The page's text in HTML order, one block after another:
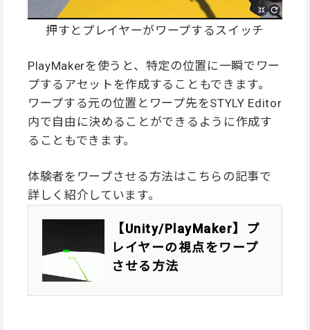
押すとプレイヤーがワープするスイッチ
PlayMakerを使うと、特定の位置に一瞬でワー
プするアセットを作成することもできます。
ワープする元の位置とワープ先をSTYLY Editor
内で自由に決めることができるように作成す
ることもできます。
体験者をワープさせる方法はこちらの記事で
詳しく紹介しています。
【Unity/PlayMaker】プ
レイヤーの視点をワープ
させる方法